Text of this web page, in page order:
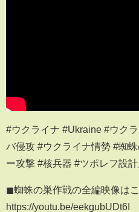
#ウクライナ #Ukraine #ウク
バ侵攻 #ウクライナ情勢 #蜘
ー攻撃 #核兵器 #ツポレフ設
◼︎蜘蛛の巣作戦の全編映像は
https://youtu.be/eekgubUDt6I